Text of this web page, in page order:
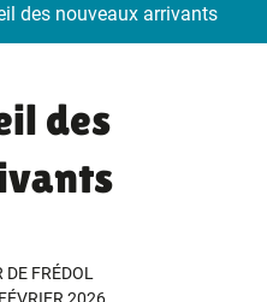
des nouveaux arrivants
des
FRÉDOL